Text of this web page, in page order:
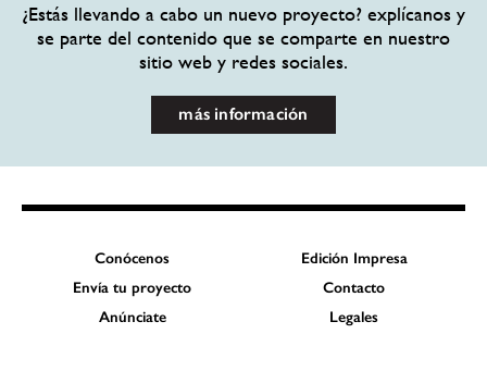
¿Estás llevando a cabo un nuevo proyecto? explícanos y
se parte del contenido que se comparte en nuestro
sitio web y redes sociales.
más información
Conócenos
Edición Impresa
Envía tu proyecto
Contacto
Anúnciate
Legales